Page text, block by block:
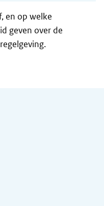
en op welke
geven over de